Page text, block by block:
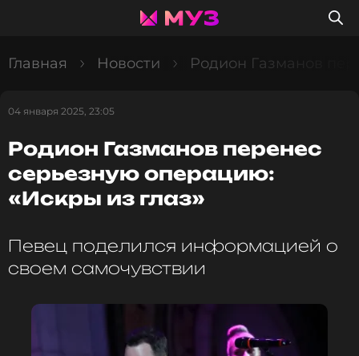
Главная Новости Родион Газманов
04 января 2025, 23:05
Родион Газманов перенес
серьезную операцию:
«Искры из глаз»
Певец поделился информацией о
своем самочувствии